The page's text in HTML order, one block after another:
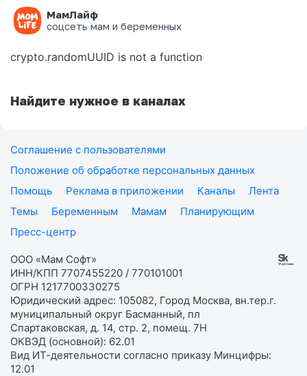
МамЛайф
соцсеть мам и беременных
Ошибка на странице
crypto.randomUUID is not a function
Найдите нужное в каналах
Соглашение с пользователями
Положение об обработке персональных данных
Помощь
Реклама в приложении Каналы
Лента
Темы
Беременным Мамам
Планирующим
Пресс-центр
ООО «Мам Софт»
ИНН/КПП 7707455220 / 770101001
ОГРН 1217700330275
Юридический адрес: 105082, Город Москва, вн.тер.г.
муниципальный округ Басманный, пл
Спартаковская, д. 14, стр. 2, помещ. 7Н
ОКВЭД (основной): 62.01
Вид ИТ-деятельности согласно приказу Минцифры:
12.01